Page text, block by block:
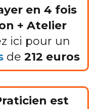
en 4 fois
+ Atelier
ici pour un
de 212 euros
est